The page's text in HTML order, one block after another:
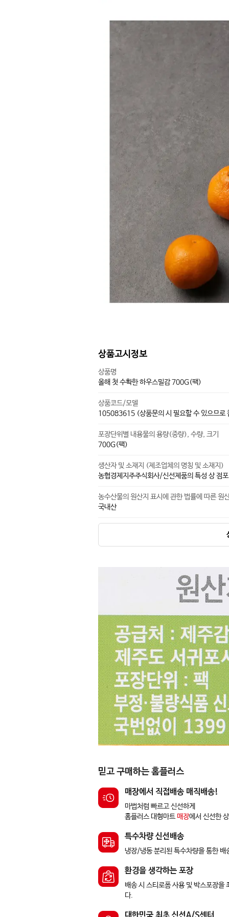
상품고시정보
상품명
올해 첫 수확한 하우스밀감 700G(팩)
상품코드/모델
105083615 (상품문의 시 필요할 수 있으므로
포장단위별 내용물의 용량(중량), 수량, 크기
700G(팩)
생산자 및 소재지 (제조업체의 명칭 및 소재지)
농협경제지주주식회사/신선제품의 특성 상 점
농수산물의 원산지 표시에 관한 법률에 따른 원
국내산
믿고 구매하는 홈플러스
매장에서 직접배송 매직배송!
마법처럼 빠르고 신선하게
홈플러스 대형마트매장에서 신선한
특수차량 신선배송
냉장/냉동 분리된 특수차량을 통한 배
환경을 생각하는 포장
배송 시 스티로폼 사용 및 박스포장을
다.